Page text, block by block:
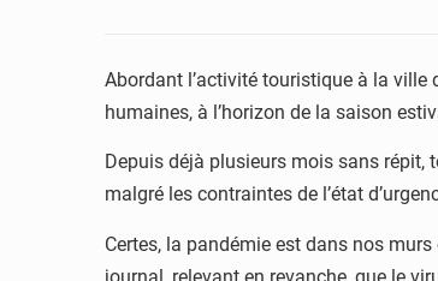
Abordant l’activité touristique à la ville
humaines, à l’horizon de la saison
Depuis déjà plusieurs mois sans répit,
malgré les contraintes de l’état
Certes, la pandémie est dans nos
journal, relevant en revanche, que le